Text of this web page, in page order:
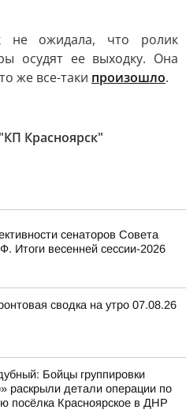
не ожидала, что ролик
осудят ее выходку. Она
же все-таки произошло.
Красноярск"
сенаторов Совета
Итоги весенней сессии-2026
сводка на утро 07.08.26
Бойцы группировки
раскрыли детали операции по
посёлка Красноярское в ДНР